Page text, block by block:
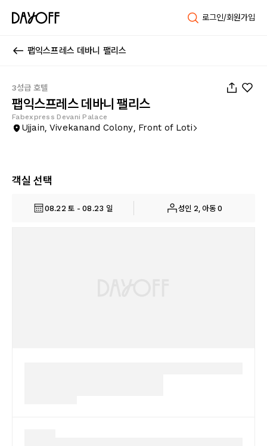
로그인/회원가입
팹익스프레스 데바니 팰리스
3성급 호텔
팹익스프레스 데바니 팰리스
Fabexpress Devani Palace
Ujjain, Vivekanand Colony, Front of Loti
객실 선택
08.22 토 - 08.23 일 성인 2, 아동 0